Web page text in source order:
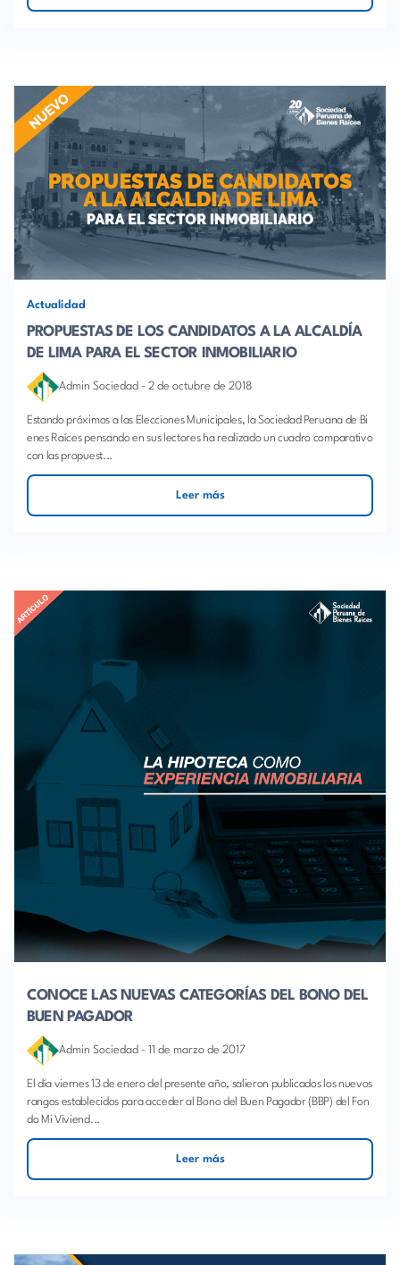
Actualidad
PROPUESTAS DE LOS CANDIDATOS A LA ALCALDÍA
DE LIMA PARA EL SECTOR INMOBILIARIO
Admin Sociedad - 2 de octubre de 2018
Estando próximos a las Elecciones Municipales, la Sociedad Peruana de Bi
enes Raíces pensando en sus lectores ha realizado un cuadro comparativo
con las propuest...
Leer más
CONOCE LAS NUEVAS CATEGORÍAS DEL BONO DEL
BUEN PAGADOR
Admin Sociedad - 11 de marzo de 2017
El día viernes 13 de enero del presente año, salieron publicados los nuevos
rangos establecidos para acceder al Bono del Buen Pagador (BBP) del Fon
do Mi Viviend...
Leer más